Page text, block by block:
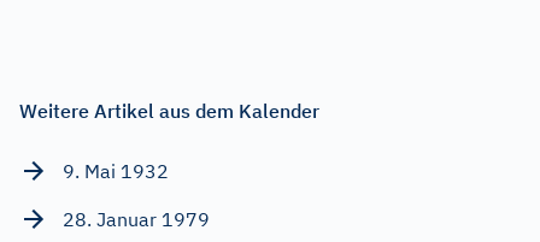
Weitere Artikel aus dem Kalender
9. Mai 1932
28. Januar 1979